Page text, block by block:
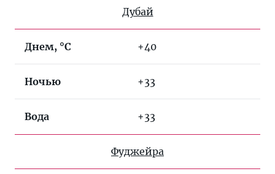
Дубай
Днем, °C +40
Ночью +33
Вода +33
Фуджейра